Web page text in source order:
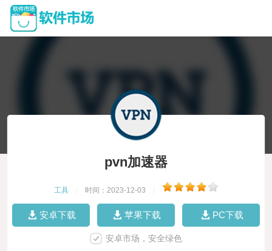
pvn加速器
工具 时间：2023-12-03
安卓下载 苹果下载 PC下载
安卓市场，安全绿色